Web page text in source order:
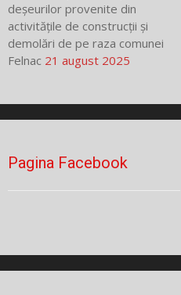
deșeurilor provenite din
activitățile de construcții și
demolări de pe raza comunei
Felnac 21 august 2025
Pagina Facebook